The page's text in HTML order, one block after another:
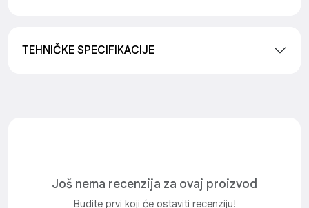
TEHNIČKE SPECIFIKACIJE
Još nema recenzija za ovaj proizvod
Budite prvi koji će ostaviti recenziju!